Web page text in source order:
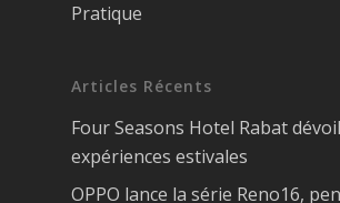
Pratique
Articles Récents
Four Seasons Hotel Rabat
expériences estivales
OPPO lance la série Reno16,